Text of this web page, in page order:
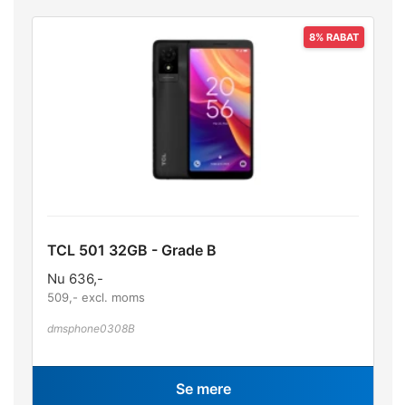
TCL 501 32GB - Grade B
Nu 636,-
509 ,- excl. moms
dmsphone0308B
Se mere